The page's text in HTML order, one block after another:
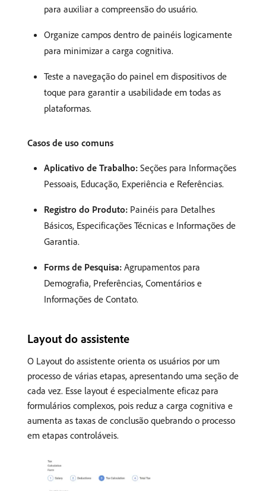
para auxiliar a compreensão do usuário.
Organize campos dentro de painéis logicamente
para minimizar a carga cognitiva.
Teste a navegação do painel em dispositivos de
toque para garantir a usabilidade em todas as
plataformas.
Casos de uso comuns
Aplicativo de Trabalho: Seções para Informações
Pessoais, Educação, Experiência e Referências.
Registro do Produto: Painéis para Detalhes
Básicos, Especificações Técnicas e Informações de
Garantia.
Forms de Pesquisa: Agrupamentos para
Demografia, Preferências, Comentários e
Informações de Contato.
Layout do assistente
O Layout do assistente orienta os usuários por um
processo de várias etapas, apresentando uma seção de
cada vez. Esse layout é especialmente eficaz para
formulários complexos, pois reduz a carga cognitiva e
aumenta as taxas de conclusão quebrando o processo
em etapas controláveis.